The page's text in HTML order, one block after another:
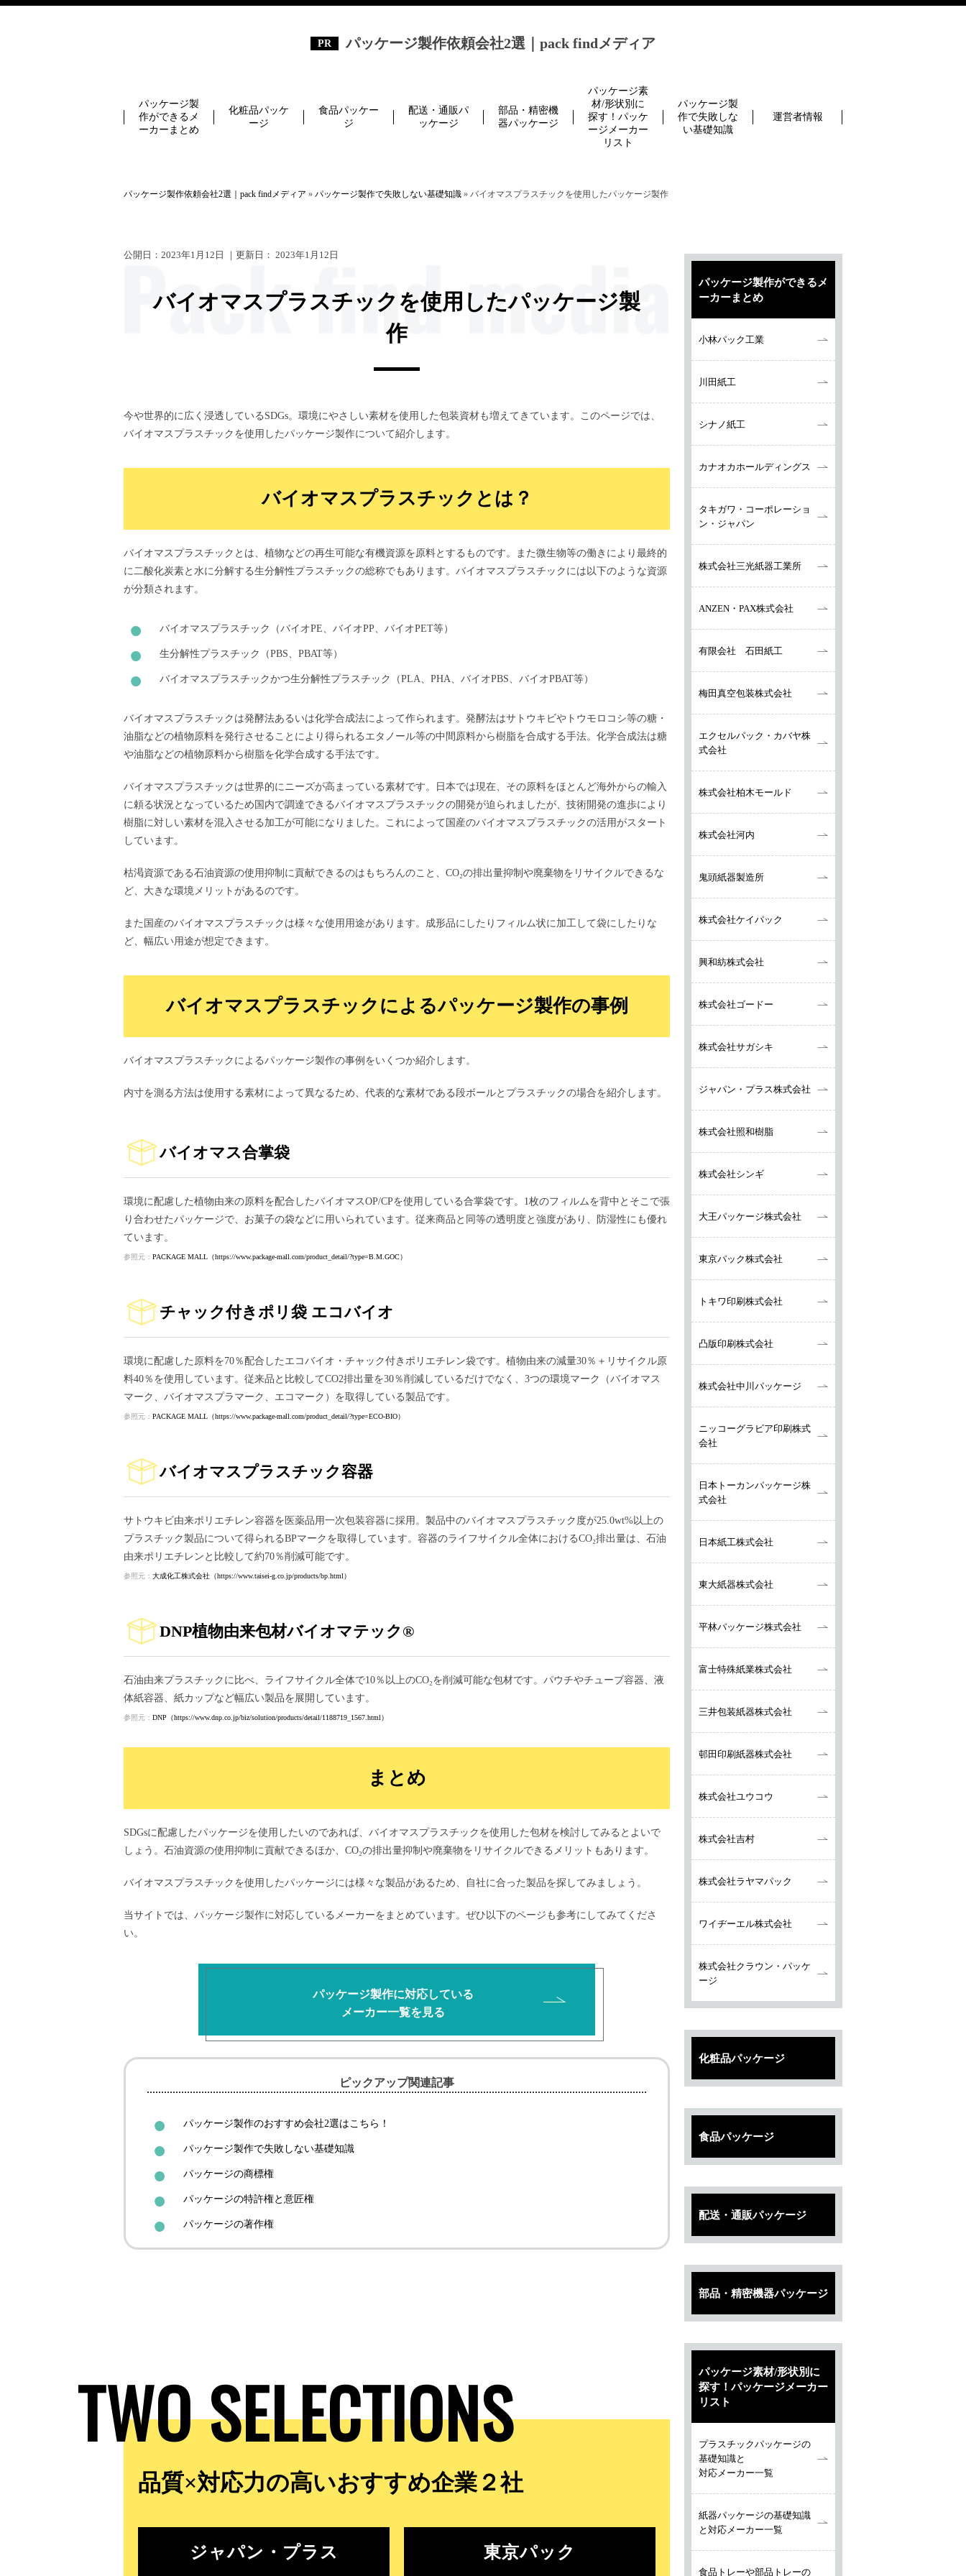
パッケージ製作依頼会社2選｜pack findメディア
パッケージ製
作ができるメ
ーカーまとめ
化粧品パッケ
ージ
食品パッケー
ジ
配送・通販パ
ッケージ
部品・精密機
器パッケージ
パッケージ素
材/形状別に
探す！パッケ
ージメーカー
リスト
パッケージ製
作で失敗しな
い基礎知識
運営者情報
パッケージ製作依頼会社2選｜pack findメディア » パッケージ製作で失敗しない基礎知識 » バイオマスプラスチックを使用したパッケージ製作
公開日： 2023年1月12日 ｜更新日： 2023年1月12日
バイオマスプラスチックを使用したパッケージ製
作
今や世界的に広く浸透しているSDGs。環境にやさしい素材を使用した包装資材も増えてきています。このページでは、
バイオマスプラスチックを使用したパッケージ製作について紹介します。
バイオマスプラスチックとは？
バイオマスプラスチックとは、植物などの再生可能な有機資源を原料とするものです。また微生物等の働きにより最終的
に二酸化炭素と水に分解する生分解性プラスチックの総称でもあります。バイオマスプラスチックには以下のような資源
が分類されます。
バイオマスプラスチック（バイオPE、バイオPP、バイオPET等）
生分解性プラスチック（PBS、PBAT等）
バイオマスプラスチックかつ生分解性プラスチック（PLA、PHA、バイオPBS、バイオPBAT等）
バイオマスプラスチックは発酵法あるいは化学合成法によって作られます。発酵法はサトウキビやトウモロコシ等の糖・
油脂などの植物原料を発行させることにより得られるエタノール等の中間原料から樹脂を合成する手法。化学合成法は糖
や油脂などの植物原料から樹脂を化学合成する手法です。
バイオマスプラスチックは世界的にニーズが高まっている素材です。日本では現在、その原料をほとんど海外からの輸入
に頼る状況となっているため国内で調達できるバイオマスプラスチックの開発が迫られましたが、技術開発の進歩により
樹脂に対しい素材を混入させる加工が可能になりました。これによって国産のバイオマスプラスチックの活用がスタート
しています。
枯渇資源である石油資源の使用抑制に貢献できるのはもちろんのこと、CO₂の排出量抑制や廃棄物をリサイクルできるな
ど、大きな環境メリットがあるのです。
また国産のバイオマスプラスチックは様々な使用用途があります。成形品にしたりフィルム状に加工して袋にしたりな
ど、幅広い用途が想定できます。
バイオマスプラスチックによるパッケージ製作の事例
バイオマスプラスチックによるパッケージ製作の事例をいくつか紹介します。
内寸を測る方法は使用する素材によって異なるため、代表的な素材である段ボールとプラスチックの場合を紹介します。
バイオマス合掌袋
環境に配慮した植物由来の原料を配合したバイオマスOP/CPを使用している合掌袋です。1枚のフィルムを背中とそこで張
り合わせたパッケージで、お菓子の袋などに用いられています。従来商品と同等の透明度と強度があり、防湿性にも優れ
ています。
参照元： PACKAGE MALL（https://www.package-mall.com/product_detail/?type=B.M.GOC）
チャック付きポリ袋 エコバイオ
環境に配慮した原料を70％配合したエコバイオ・チャック付きポリエチレン袋です。植物由来の減量30％＋リサイクル原
料40％を使用しています。従来品と比較してCO2排出量を30％削減しているだけでなく、3つの環境マーク（バイオマス
マーク、バイオマスプラマーク、エコマーク）を取得している製品です。
参照元： PACKAGE MALL（https://www.package-mall.com/product_detail/?type=ECO-BIO）
バイオマスプラスチック容器
サトウキビ由来ポリエチレン容器を医薬品用一次包装容器に採用。製品中のバイオマスプラスチック度が25.0wt%以上の
プラスチック製品について得られるBPマークを取得しています。容器のライフサイクル全体におけるCO₂排出量は、石油
由来ポリエチレンと比較して約70％削減可能です。
参照元： 大成化工株式会社（https://www.taisei-g.co.jp/products/bp.html）
DNP植物由来包材バイオマテック®
石油由来プラスチックに比べ、ライフサイクル全体で10％以上のCO₂を削減可能な包材です。パウチやチューブ容器、液
体紙容器、紙カップなど幅広い製品を展開しています。
参照元： DNP（https://www.dnp.co.jp/biz/solution/products/detail/1188719_1567.html）
まとめ
SDGsに配慮したパッケージを使用したいのであれば、バイオマスプラスチックを使用した包材を検討してみるとよいで
しょう。石油資源の使用抑制に貢献できるほか、CO₂の排出量抑制や廃棄物をリサイクルできるメリットもあります。
バイオマスプラスチックを使用したパッケージには様々な製品があるため、自社に合った製品を探してみましょう。
当サイトでは、パッケージ製作に対応しているメーカーをまとめています。ぜひ以下のページも参考にしてみてくださ
い。
パッケージ製作に対応している
メーカー一覧を見る
ピックアップ関連記事
パッケージ製作のおすすめ会社2選はこちら！
パッケージ製作で失敗しない基礎知識
パッケージの商標権
パッケージの特許権と意匠権
パッケージの著作権
TWO SELECTIONS
品質×対応力の高いおすすめ企業２社
ジャパン・プラス 東京パック
パッケージ製作ができるメ
ーカーまとめ
小林パック工業
川田紙工
シナノ紙工
カナオカホールディングス
タキガワ・ コーポレーショ
ン・ ジャパン
株式会社三光紙器工業所
ANZEN・PAX株式会社
有限会社 石田紙工
梅田真空包装株式会社
エクセルパック・カバヤ株
式会社
株式会社柏木モールド
株式会社河内
鬼頭紙器製造所
株式会社ケイパック
興和紡株式会社
株式会社ゴードー
株式会社サガシキ
ジャパン・プラス株式会社
株式会社照和樹脂
株式会社シンギ
大王パッケージ株式会社
東京パック株式会社
トキワ印刷株式会社
凸版印刷株式会社
株式会社中川パッケージ
ニッコーグラビア印刷株式
会社
日本トーカンパッケージ株
式会社
日本紙工株式会社
東大紙器株式会社
平林パッケージ株式会社
富士特殊紙業株式会社
三井包装紙器株式会社
邨田印刷紙器株式会社
株式会社ユウコウ
株式会社吉村
株式会社ラヤマパック
ワイヂーエル株式会社
株式会社クラウン・パッケ
ージ
化粧品パッケージ
食品パッケージ
配送・通販パッケージ
部品・精密機器パッケージ
パッケージ素材/形状別に
探す！パッケージメーカー
リスト
プラスチックパッケージの
基礎知識と
対応メーカー一覧
紙器パッケージの基礎知識
と対応メーカー一覧
食品トレーや部品トレーの